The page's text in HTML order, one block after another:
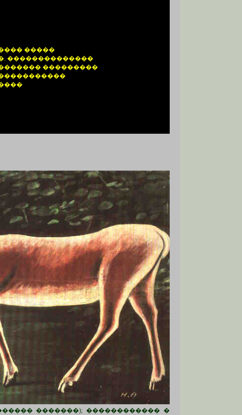
�����
��������������
���������
�������); ������������ �